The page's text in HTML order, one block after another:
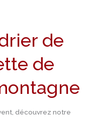
de
de
découvrez notre